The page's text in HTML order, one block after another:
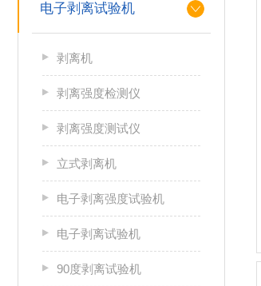
电子剥离试验机
剥离机
剥离强度检测仪
剥离强度测试仪
立式剥离机
电子剥离强度试验机
电子剥离试验机
90度剥离试验机